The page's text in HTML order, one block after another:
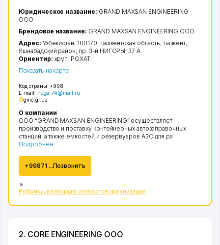
Код страны: +998
E-mail: nega_74@mail.ru
gme.gl.uz
О компании
ООО “GRAND MAXSAN ENGINEERING” осуществляет
производство и поставку контейнерных автозаправочных
станций, а также емкостей и резервуаров АЗС для ра
Подробнее
+99871 ...Позвонить
Рубрики, к которым относится организация
Юридическое название: GRAND MAXSAN ENGINEERING
ООО
Брендовое название: GRAND MAXSAN ENGINEERING ООО
Адрес: Узбекистан, 100170, Ташкентская область, Ташкент,
Яшнабадский район, пр. 3-й НИГОРЫ, 37 А
Ориентир: круг "РОХАТ
Показать на карте
2. CORE ENGINEERING ООО